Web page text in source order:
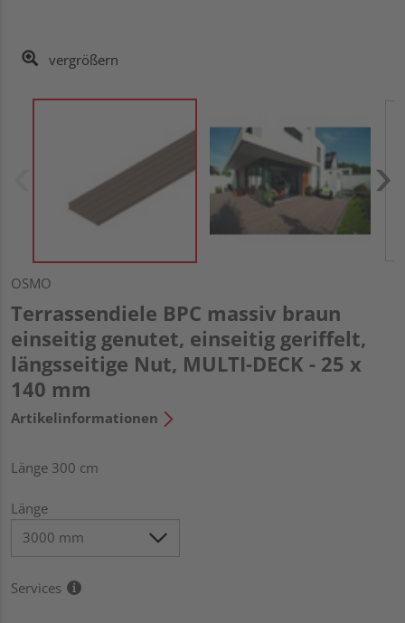
vergrößern
OSMO
Terrassendiele BPC massiv braun
einseitig genutet, einseitig geriffelt,
längsseitige Nut, MULTI-DECK - 25 x
140 mm
Artikelinformationen
Länge 300 cm
Länge
Services